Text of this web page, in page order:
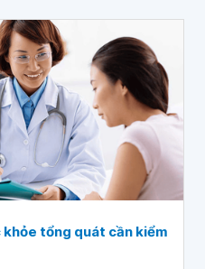
tổng quát cần kiểm